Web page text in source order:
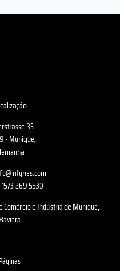
35
- Munique,
269 5530
Comércio e Indústria de Munique,
Baviera